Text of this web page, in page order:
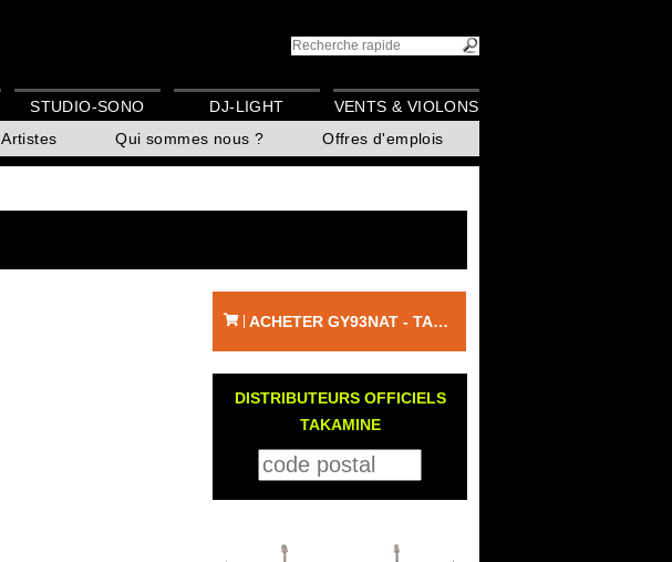
Artistes Qui sommes nous ? Offres d'emplois
STUDIO-SONO DJ-LIGHT VENTS & VIOLONS
ACHETER GY93NAT - TAKAMINE
DISTRIBUTEURS OFFICIELS
TAKAMINE